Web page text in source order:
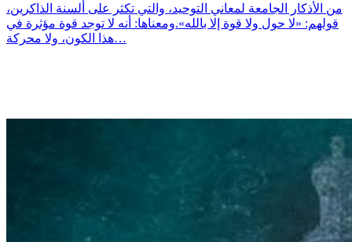
من الأذكار الجامعة لمعاني التوحيد، والتي تكثر على ألسنة الذاكرين،
قولهم: «لا حول ولا قوة إلا بالله».ومعناها: أنه لا توجد قوة مؤثرة في
هذا الكون، ولا محركة…